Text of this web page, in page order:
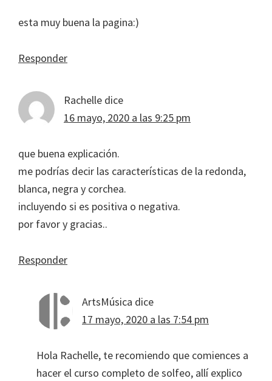
esta muy buena la pagina:)
Responder
Rachelle dice
16 mayo, 2020 a las 9:25 pm
que buena explicación.
me podrías decir las características de la redonda,
blanca, negra y corchea.
incluyendo si es positiva o negativa.
por favor y gracias..
Responder
ArtsMúsica dice
17 mayo, 2020 a las 7:54 pm
Hola Rachelle, te recomiendo que comiences a
hacer el curso completo de solfeo, allí explico